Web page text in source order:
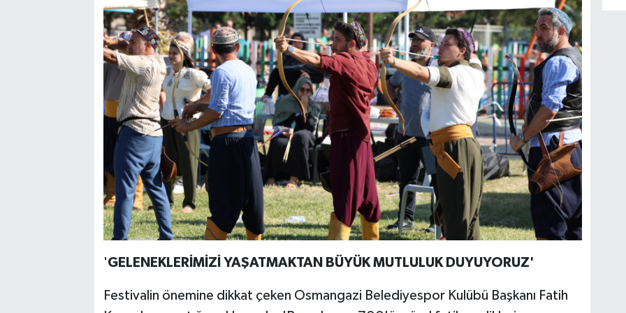
'GELENEKLERİMİZİ YAŞATMAKTAN BÜYÜK MUTLULUK DUYUYORUZ'
Festivalin önemine dikkat çeken Osmangazi Belediyespor Kulübü Başkanı Fatih